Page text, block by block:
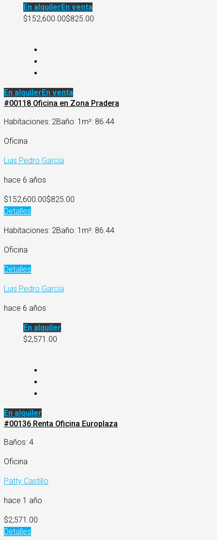
En alquiler En venta
$152,600.00$825.00
En alquiler En venta
#00118 Oficina en Zona Pradera
Habitaciones: 2Baño: 1 m²: 86.44
Oficina
Luis Pedro García
hace 6 años
$152,600.00$825.00
Detalles
Habitaciones: 2Baño: 1 m²: 86.44
Oficina
Detalles
Luis Pedro García
hace 6 años
En alquiler
$2,571.00
En alquiler
#00136 Renta Oficina Europlaza
Baños: 4
Oficina
Patty Castillo
hace 1 año
$2,571.00
Detalles